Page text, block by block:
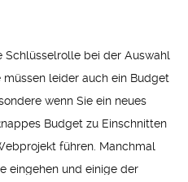
Schlüsselrolle bei der Auswahl
leider auch ein Budget
wenn Sie ein neues
Budget zu Einschnitten
führen. Manchmal
eingehen und einige der